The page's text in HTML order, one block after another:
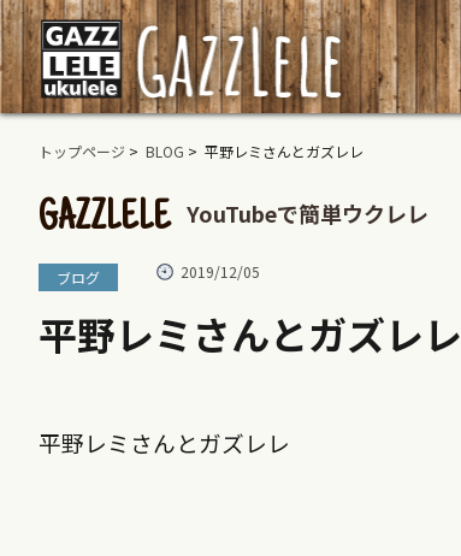
トップページ > BLOG > 平野レミさんとガズレレ
GAZZLELE YouTubeで簡単ウクレレ
ブログ 2019/12/05
平野レミさんとガズレレ
平野レミさんとガズレレ